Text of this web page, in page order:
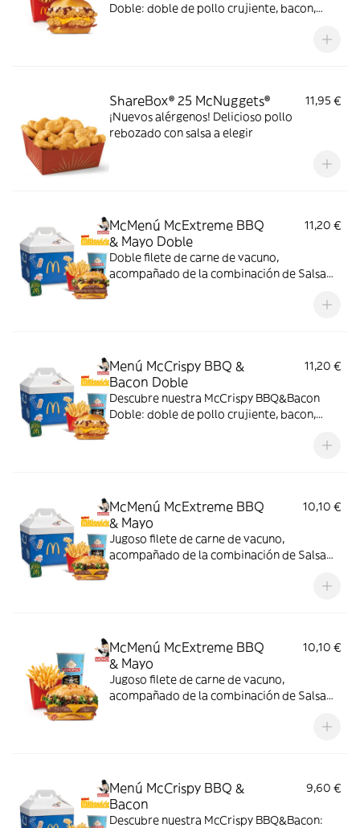
Doble: doble de pollo crujiente, bacon,
ShareBox® 25 McNuggets®
11,95 €
¡Nuevos alérgenos! Delicioso pollo
rebozado con salsa a elegir
McMenú McExtreme BBQ
& Mayo Doble
11,20 €
Doble filete de carne de vacuno,
acompañado de la combinación de Salsa
doble de cheddar, lechuga fresca y tiras de
Menú McCrispy BBQ &
Bacon Doble
11,20 €
Descubre nuestra McCrispy BBQ&Bacon
Doble: doble de pollo crujiente, bacon,
McMenú McExtreme BBQ
& Mayo
10,10 €
Jugoso filete de carne de vacuno,
acompañado de la combinación de Salsa
doble de cheddar, lechuga fresca y tiras de
McMenú McExtreme BBQ
& Mayo
10,10 €
Jugoso filete de carne de vacuno,
acompañado de la combinación de Salsa
doble de cheddar, lechuga fresca y tiras de
Menú McCrispy BBQ &
Bacon
9,60 €
Descubre nuestra McCrispy BBQ&Bacon: